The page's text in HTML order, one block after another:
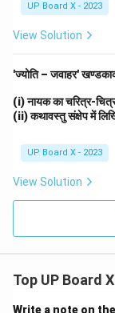
UP Board X - 2023
View Solution
'ज्योति – जवाहर'
(i) नायक का चरित्र-
(ii) कथावस्तु संक्षेप में
UP Board X - 2023
View Solution
Top UP Board
Write a note on